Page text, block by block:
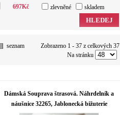
697Kč zlevněné skladem
HLEDEJ
seznam
Zobrazeno 1 - 37 z celkových 37
Na stránku
Dámská Souprava štrasová. Náhrdelník a
náušnice 32265, Jablonecká bižuterie